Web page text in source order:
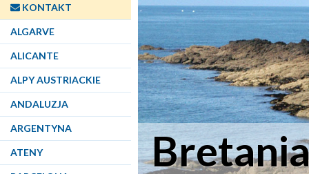
KONTAKT
ALGARVE
ALICANTE
ALPY AUSTRIACKIE
ANDALUZJA
ARGENTYNA
ATENY